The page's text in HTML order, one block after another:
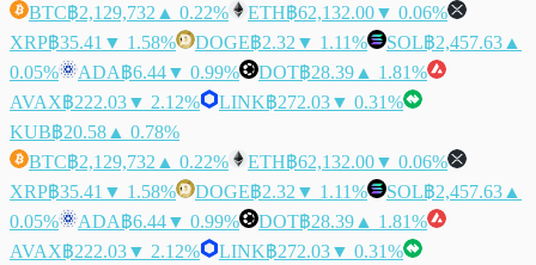
BTC฿2,129,732 ▲ 0.22% ETH฿62,132.00▼ 0.06%
XRP฿35.41 ▼ 1.58% DOGE฿2.32 ▼ 1.11% SOL฿2,457.63 ▲
0.05%
ADA฿6.44▼ 0.99% DOT฿28.39 ▲ 1.81%
AVAX฿222.03▼ 2.12% LINK฿272.03▼ 0.31%
KUB฿20.58 ▲ 0.78%
BTC฿2,129,732 ▲ 0.22% ETH฿62,132.00▼ 0.06%
XRP฿35.41 ▼ 1.58% DOGE฿2.32 ▼ 1.11% SOL฿2,457.63 ▲
0.05%
ADA฿6.44▼ 0.99% DOT฿28.39 ▲ 1.81%
AVAX฿222.03▼ 2.12% LINK฿272.03▼ 0.31%